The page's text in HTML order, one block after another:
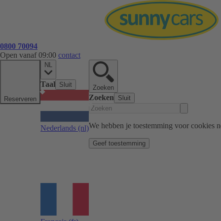
0800 70094
Open vanaf 09:00 contact
Reserveren
NL
Taal Sluit
Nederlands (nl)
Zoeken
Zoeken Sluit
We hebben je toestemming voor cookies
Geef toestemming